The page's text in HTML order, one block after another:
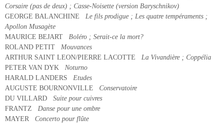
Corsaire (pas de deux) ; Casse-Noisette (version Baryschnikov)
GEORGE BALANCHINE Le fils prodigue ; Les quatre tempéraments ;
Apollon Musagète
MAURICE BEJART
Boléro ; Serait-ce la mort?
ROLAND PETIT Mouvances
ARTHUR SAINT LEON/PIERRE LACOTTE La Vivandière ; Coppélia
PETER VAN DYK Noturno
HARALD LANDERS
Etudes
AUGUSTE BOURNONVILLE Conservatoire
DU VILLARD Suite pour cuivres
FRANTZ Danse pour une ombre
MAYER Concerto pour flûte